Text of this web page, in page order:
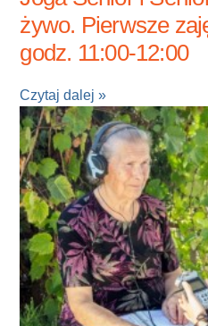
żywo. Pierwsze
godz. 11:00-12:00
Czytaj dalej »